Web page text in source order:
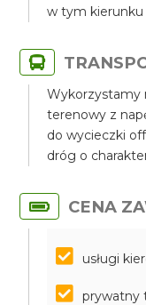
w tym kierunku
Wykorzystamy
terenowy z
do wycieczki
dróg o
CENA
usługi
prywatny